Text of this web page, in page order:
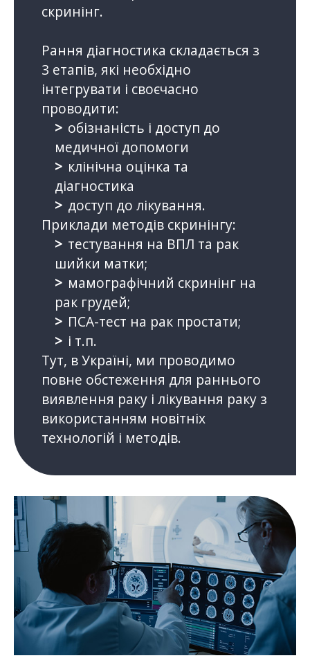
скринінг.
Рання діагностика складається з
3 етапів, які необхідно
інтегрувати і своєчасно
проводити:
обізнаність і доступ до
медичної допомоги
клінічна оцінка та
діагностика
доступ до лікування.
Приклади методів скринінгу:
тестування на ВПЛ та рак
шийки матки;
мамографічний скринінг на
рак грудей;
ПСА-тест на рак простати;
і т.п.
Тут, в Україні, ми проводимо
повне обстеження для раннього
виявлення раку і лікування раку з
використанням новітніх
технологій і методів.